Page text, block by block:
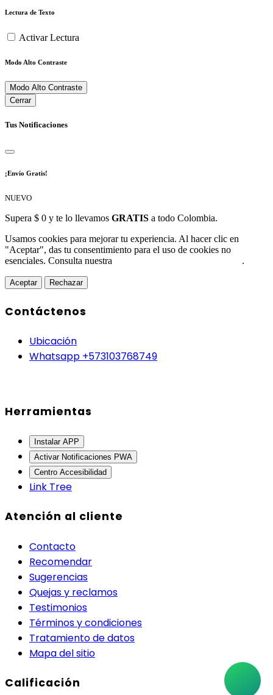
Lectura de Texto
Activar Lectura
Modo Alto Contraste
Modo Alto Contraste
Cerrar
Tus Notificaciones
¡Envío Gratis!
NUEVO
Supera $ 0 y te lo llevamos GRATIS a todo Colombia.
Usamos cookies para mejorar tu experiencia. Al hacer clic en
"Aceptar", das tu consentimiento para el uso de cookies no
esenciales. Consulta nuestra
.
Aceptar Rechazar
Contáctenos
Ubicación
Whatsapp +573103768749
Herramientas
Instalar APP
Activar Notificaciones PWA
Centro Accesibilidad
Link Tree
Atención al cliente
Contacto
Recomendar
Sugerencias
Quejas y reclamos
Testimonios
Términos y condiciones
Tratamiento de datos
Mapa del sitio
Calificación